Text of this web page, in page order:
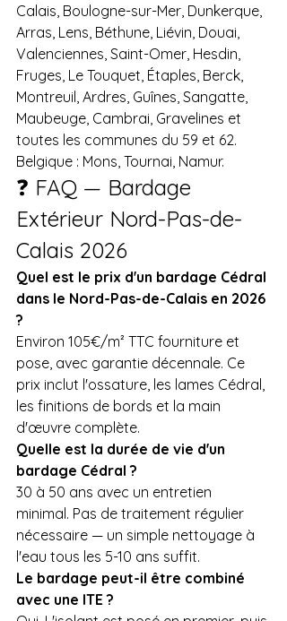
Calais, Boulogne-sur-Mer, Dunkerque,
Arras, Lens, Béthune, Liévin, Douai,
Valenciennes, Saint-Omer, Hesdin,
Fruges, Le Touquet, Étaples, Berck,
Montreuil, Ardres, Guînes, Sangatte,
Maubeuge, Cambrai, Gravelines et
toutes les communes du 59 et 62.
Belgique : Mons, Tournai, Namur.
❓ FAQ — Bardage
Extérieur Nord-Pas-de-
Calais 2026
Quel est le prix d'un bardage Cédral
dans le Nord-Pas-de-Calais en 2026
?
Environ 105€/m² TTC fourniture et
pose, avec garantie décennale. Ce
prix inclut l'ossature, les lames Cédral,
les finitions de bords et la main
d'œuvre complète.
Quelle est la durée de vie d'un
bardage Cédral ?
30 à 50 ans avec un entretien
minimal. Pas de traitement régulier
nécessaire — un simple nettoyage à
l'eau tous les 5-10 ans suffit.
Le bardage peut-il être combiné
avec une ITE ?